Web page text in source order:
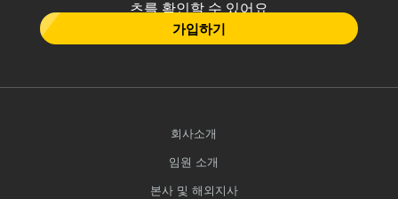
츠를 확인할 수 있어요
가입하기
회사소개
임원 소개
본사 및 해외지사